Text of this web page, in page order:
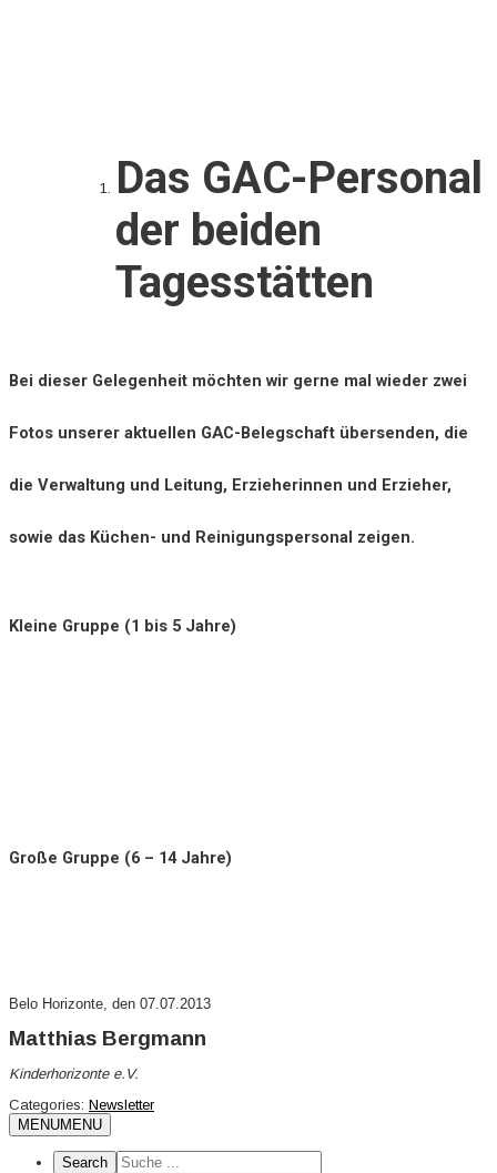
Das GAC-Personal
der beiden
Tagesstätten
Bei dieser Gelegenheit möchten wir gerne mal wieder zwei
Fotos unserer aktuellen GAC-Belegschaft übersenden, die
die Verwaltung und Leitung, Erzieherinnen und Erzieher,
sowie das Küchen- und Reinigungspersonal zeigen.
Kleine Gruppe (1 bis 5 Jahre)
Große Gruppe (6 – 14 Jahre)
Belo Horizonte, den 07.07.2013
Matthias Bergmann
Kinderhorizonte e.V.
Categories: Newsletter
MENUMENU